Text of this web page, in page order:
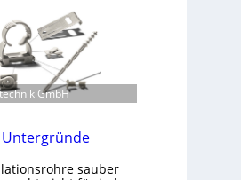
GmbH
Untergründe
sauber